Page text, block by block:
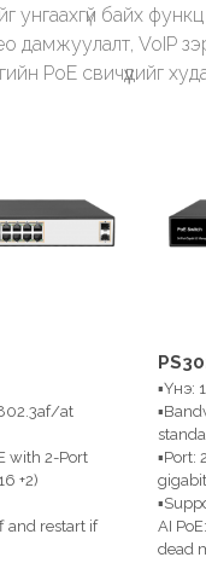
байх
дамжуулалт, VoIP
PoE свичүүдийг
at
with 2-Port
+2)
and restart if
▪Үнэ:
▪Port:
AI
dead